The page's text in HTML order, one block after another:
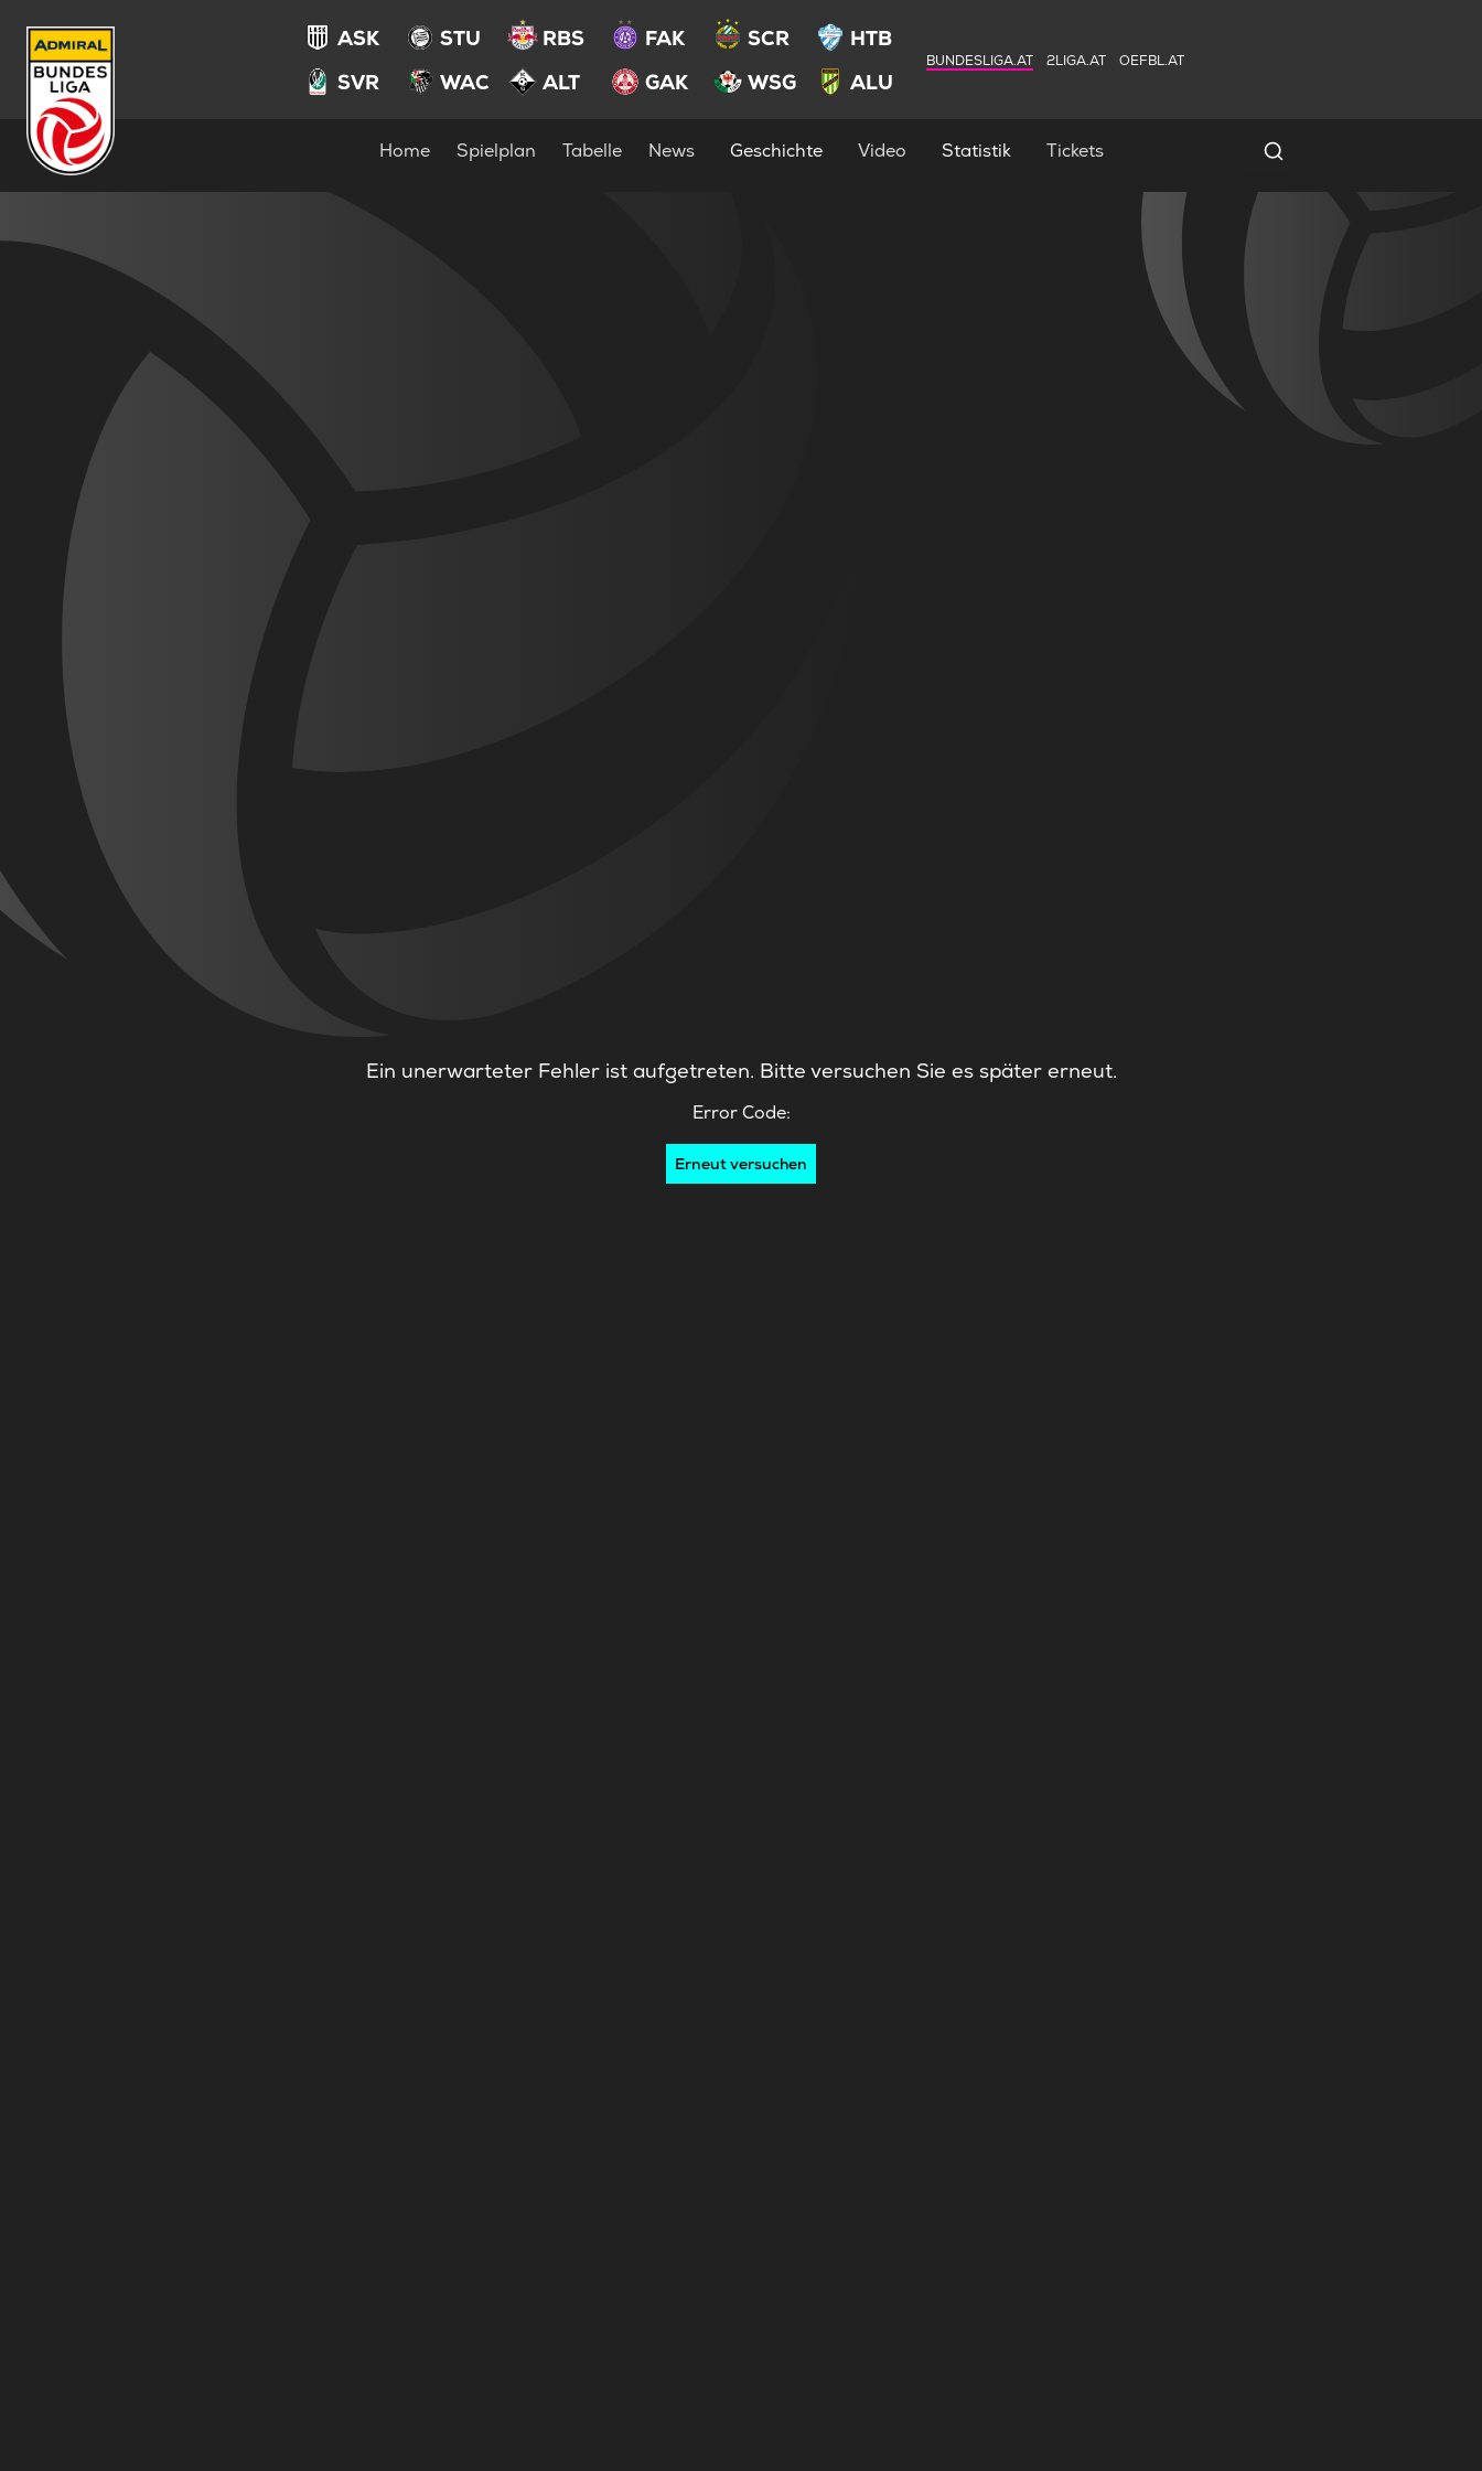
ASK STU RBS FAK SCR
HTB
SVR
WAC ALT GAK WSG ALU
BUNDESLIGA.AT 2LIGA.AT OEFBL.AT
Home Spielplan Tabelle News Geschichte Video Statistik Tickets Spielersuche
Ein unerwarteter Fehler ist aufgetreten. Bitte versuchen Sie es später erneut.
Error Code:
Erneut versuchen